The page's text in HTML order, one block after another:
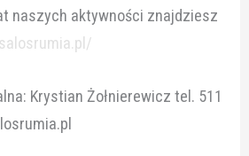
naszych aktywności znajdziesz
Krystian Żołnierewicz tel. 511